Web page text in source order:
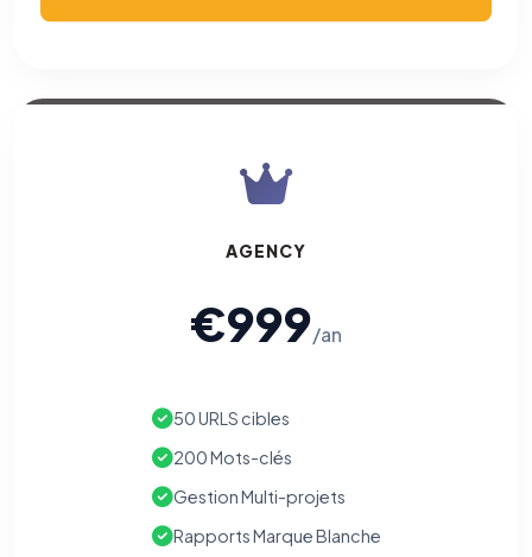
AGENCY
€999/an
50 URLS cibles
200 Mots-clés
Gestion Multi-projets
Rapports Marque Blanche